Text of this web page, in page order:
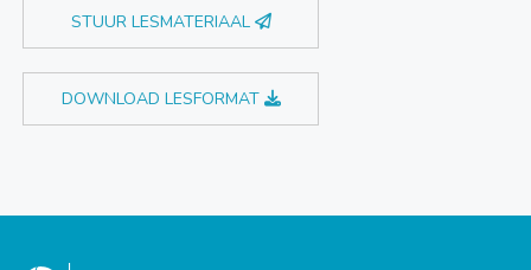
STUUR LESMATERIAAL
DOWNLOAD LESFORMAT